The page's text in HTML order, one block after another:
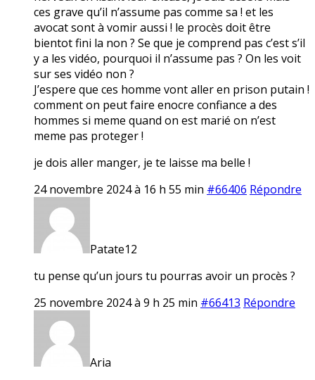
ces grave qu’il n’assume pas comme sa ! et les
avocat sont à vomir aussi ! le procès doit être
bientot fini la non ? Se que je comprend pas c’est s’il
y a les vidéo, pourquoi il n’assume pas ? On les voit
sur ses vidéo non ?
J’espere que ces homme vont aller en prison putain !
comment on peut faire enocre confiance a des
hommes si meme quand on est marié on n’est
meme pas proteger !
je dois aller manger, je te laisse ma belle !
24 novembre 2024 à 16 h 55 min #66406 Répondre
Patate12
tu pense qu’un jours tu pourras avoir un procès ?
25 novembre 2024 à 9 h 25 min #66413 Répondre
Aria